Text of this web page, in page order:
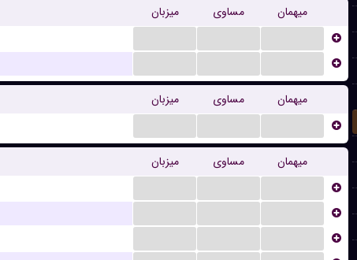
میزبان مساوی
میهمان
میزبان مساوی
میهمان
میزبان مساوی
میهمان